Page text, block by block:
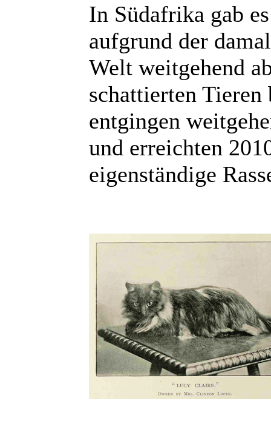
In Südafrika gab
aufgrund der
Welt weitgehend
schattierten
entgingen
und erreichten
eigenständige